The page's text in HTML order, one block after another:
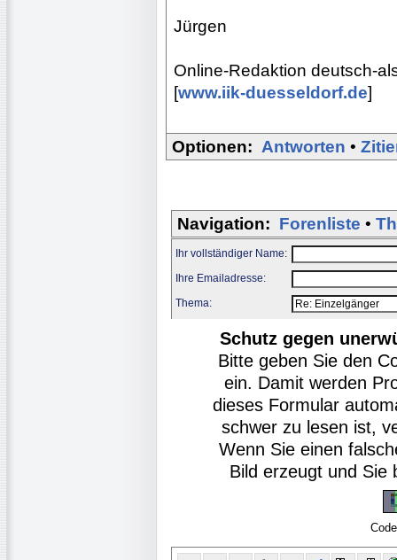
Jürgen
Online-Redaktion deutsch-
[www.iik-duesseldorf.de]
Optionen: Antworten •
Navigation: Forenliste •
Ihr vollständiger Name:
Ihre Emailadresse:
Thema:
Schutz gegen
Bitte geben Sie den
ein. Damit werden
dieses Formular
schwer zu lesen ist,
Wenn Sie einen
Bild erzeugt und Sie